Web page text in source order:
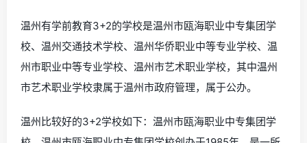
温州有学前教育3+2的学校是温州市瓯海职业中专集团学
校、温州交通技术学校、温州华侨职业中等专业学校、温
州市职业中等专业学校、温州市艺术职业学校，其中温州
市艺术职业学校隶属于温州市政府管理，属于公办。
温州比较好的3+2学校如下：温州市瓯海职业中专集团学